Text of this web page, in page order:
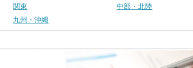
関東
中部・北陸
九州・沖縄